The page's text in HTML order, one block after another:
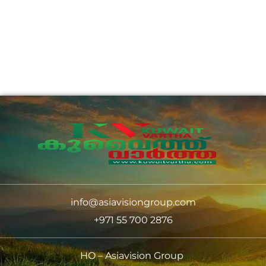
info@asiavisiongroup.com
+971 55 700 2876
HO – Asiavision Group